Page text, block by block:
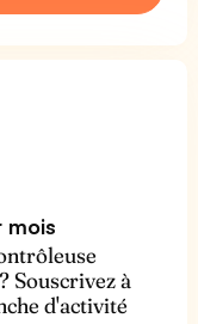
mois
Souscrivez à
d'activité